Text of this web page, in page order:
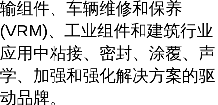
输组件、车辆维修和保养
(VRM)、工业组件和建筑行业
应用中粘接、密封、涂覆、声
学、加强和强化解决方案的驱
动品牌。